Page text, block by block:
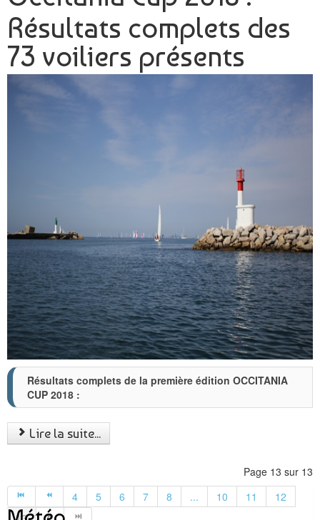
Résultats complets des
73 voiliers présents
Résultats complets de la première édition OCCITANIA
CUP 2018 :
Lire la suite...
Page 13 sur 13
4
5 6 7 8 ... 10 11
12